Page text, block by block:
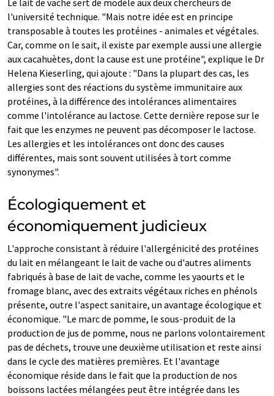
Le lait de vache sert de modèle aux deux chercheurs de
l'université technique. "Mais notre idée est en principe
transposable à toutes les protéines - animales et végétales.
Car, comme on le sait, il existe par exemple aussi une allergie
aux cacahuètes, dont la cause est une protéine", explique le Dr
Helena Kieserling, qui ajoute : "Dans la plupart des cas, les
allergies sont des réactions du système immunitaire aux
protéines, à la différence des intolérances alimentaires
comme l'intolérance au lactose. Cette dernière repose sur le
fait que les enzymes ne peuvent pas décomposer le lactose.
Les allergies et les intolérances ont donc des causes
différentes, mais sont souvent utilisées à tort comme
synonymes".
Écologiquement et
économiquement judicieux
L'approche consistant à réduire l'allergénicité des protéines
du lait en mélangeant le lait de vache ou d'autres aliments
fabriqués à base de lait de vache, comme les yaourts et le
fromage blanc, avec des extraits végétaux riches en phénols
présente, outre l'aspect sanitaire, un avantage écologique et
économique. "Le marc de pomme, le sous-produit de la
production de jus de pomme, nous ne parlons volontairement
pas de déchets, trouve une deuxième utilisation et reste ainsi
dans le cycle des matières premières. Et l'avantage
économique réside dans le fait que la production de nos
boissons lactées mélangées peut être intégrée dans les